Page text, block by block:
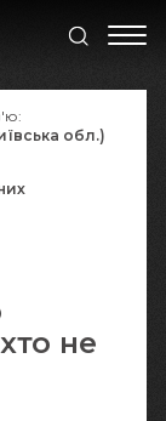
не
обл.)